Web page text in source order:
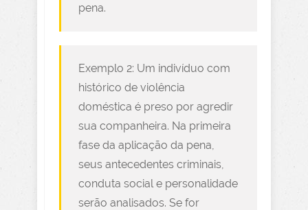
pena.
Exemplo 2: Um indivíduo com
histórico de violência
doméstica é preso por agredir
sua companheira. Na primeira
fase da aplicação da pena,
seus antecedentes criminais,
conduta social e personalidade
serão analisados. Se for